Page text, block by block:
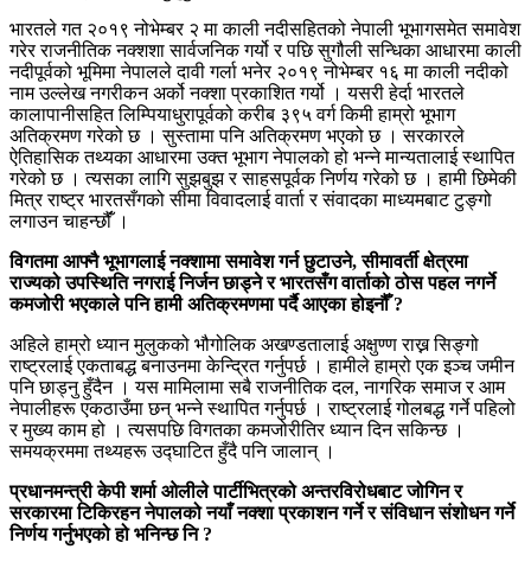
भारतले गत २०१९ नोभेम्बर २ मा काली नदीसहितको नेपाली भूभागसमेत समावेश
गरेर राजनीतिक नक्शशा सार्वजनिक गर्यो र पछि सुगौली सन्धिका आधारमा काली
नदीपूर्वको भूमिमा नेपालले दावी गर्ला भनेर २०१९ नोभेम्बर १६ मा काली नदीको
नाम उल्लेख नगरीकन अर्को नक्शा प्रकाशित गर्यो । यसरी हेर्दा भारतले
कालापानीसहित लिम्पियाधुरापूर्वको करीब ३९५ वर्ग किमी हाम्रो भूभाग
अतिक्रमण गरेको छ । सुस्तामा पनि अतिक्रमण भएको छ । सरकारले
ऐतिहासिक तथ्यका आधारमा उक्त भूभाग नेपालको हो भन्ने मान्यतालाई स्थापित
गरेको छ । त्यसका लागि सुझबुझ र साहसपूर्वक निर्णय गरेको छ । हामी छिमेकी
मित्र राष्ट्र भारतसँगको सीमा विवादलाई वार्ता र संवादका माध्यमबाट टुङ्गो
लगाउन चाहन्छौंँ ।
विगतमा आफ्नै भूभागलाई नक्शामा समावेश गर्न छुटाउने, सीमावर्ती क्षेत्रमा
राज्यको उपस्थिति नगराई निर्जन छाड्ने र भारतसँग वार्ताको ठोस पहल नगर्ने
कमजोरी भएकाले पनि हामी अतिक्रमणमा पर्दै आएका होइनौँ ?
अहिले हाम्रो ध्यान मुलुकको भौगोलिक अखण्डतालाई अक्षुण्ण राख्न सिङ्गो
राष्ट्रलाई एकताबद्ध बनाउनमा केन्द्रित गर्नुपर्छ । हामीले हाम्रो एक इञ्च जमीन
पनि छाड्नु हुँदैन । यस मामिलामा सबै राजनीतिक दल, नागरिक समाज र आम
नेपालीहरू एकठाउँमा छन् भन्ने स्थापित गर्नुपर्छ । राष्ट्रलाई गोलबद्ध गर्ने पहिलो
र मुख्य काम हो । त्यसपछि विगतका कमजोरीतिर ध्यान दिन सकिन्छ ।
समयक्रममा तथ्यहरू उद्घाटित हुँदै पनि जालान् ।
प्रधानमन्त्री केपी शर्मा ओलीले पार्टीभित्रको अन्तरविरोधबाट जोगिन र
सरकारमा टिकिरहन नेपालको नयाँ नक्शा प्रकाशन गर्ने र संविधान संशोधन गर्ने
निर्णय गर्नुभएको हो भनिन्छ नि ?